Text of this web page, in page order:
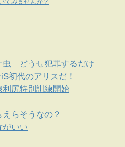
てみませんか？
虫 どうせ犯罪するだけ
初代のアリスだ！
尻特別訓練開始
らそうなの？
がいい